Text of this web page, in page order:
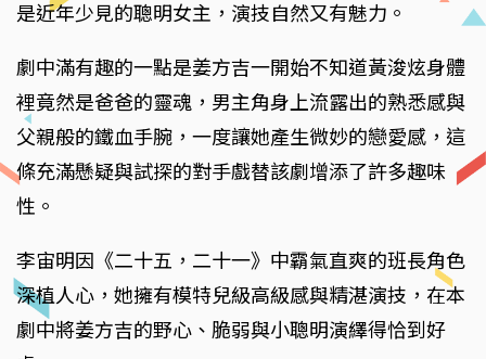
是近年少見的聰明女主，演技自然又有魅力。
劇中滿有趣的一點是姜方吉一開始不知道黃浚炫身體
裡竟然是爸爸的靈魂，男主角身上流露出的熟悉感與
父親般的鐵血手腕，一度讓她產生微妙的戀愛感，這
條充滿懸疑與試探的對手戲替該劇增添了許多趣味
性。
李宙明因《二十五，二十一》中霸氣直爽的班長角色
深植人心，她擁有模特兒級高級感與精湛演技，在本
劇中將姜方吉的野心、脆弱與小聰明演繹得恰到好